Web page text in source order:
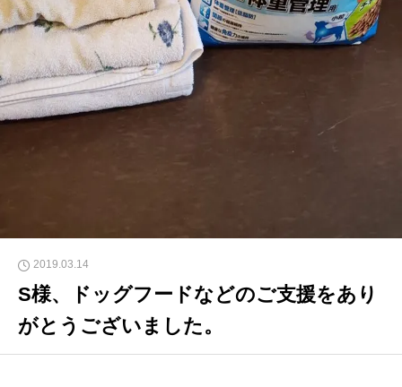
2019.03.14
S様、ドッグフードなどのご支援をあり
がとうございました。